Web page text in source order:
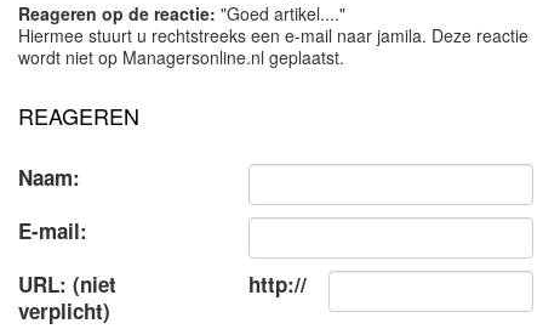
Reageren op de reactie: "Goed artikel...."
Hiermee stuurt u rechtstreeks een e-mail naar jamila. Deze reactie
wordt niet op Managersonline.nl geplaatst.
REAGEREN
Naam:
E-mail:
URL: (niet
verplicht)
http://